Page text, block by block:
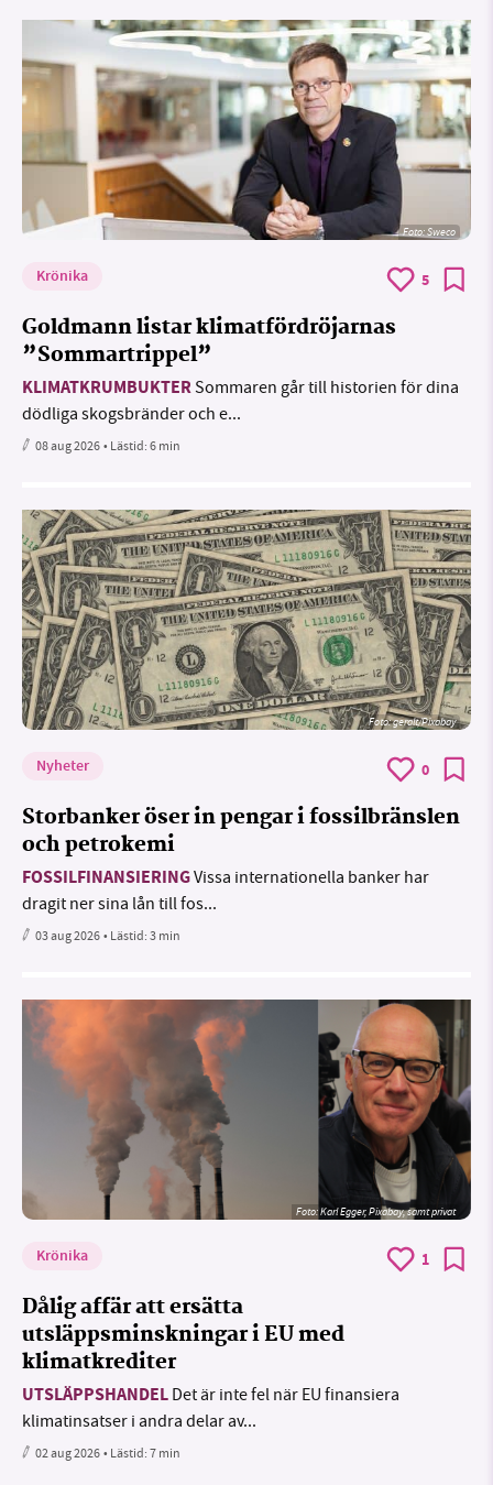
Foto: Sweco
Krönika 5
Goldmann listar klimatfördröjarnas
”Sommartrippel”
KLIMATKRUMBUKTERSommaren går till historien för dina
dödliga skogsbränder och e...
08 aug 2026• Lästid:6 min
Foto:geralt/Pixabay
Nyheter 0
Storbanker öser in pengar i fossilbränslen
och petrokemi
FOSSILFINANSIERINGVissa internationella banker har
dragit ner sina lån till fos...
03 aug 2026• Lästid:3 min
Foto:Karl Egger, Pixabay, samt privat
Krönika 1
Dålig affär att ersätta
utsläppsminskningar i EU med
klimatkrediter
UTSLÄPPSHANDEL Det är inte fel när EU finansiera
klimatinsatser i andra delar av...
02 aug 2026• Lästid:7 min